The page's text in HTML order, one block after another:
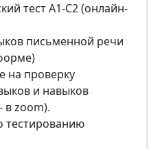
тест А1-С2 (онлайн-
письменной речи
на проверку
и навыков
в zoom).
тестированию